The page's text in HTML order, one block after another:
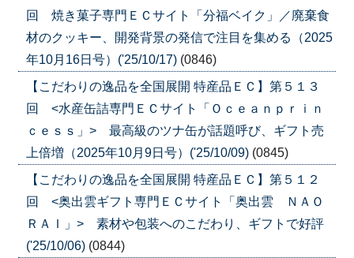
回 焼き菓子専門ＥＣサイト「分福ベイク」／廃棄食
材のクッキー、開発背景の発信で注目を集める（2025
年10月16日号）('25/10/17) (0846)
【こだわりの逸品を全国展開 特産品ＥＣ】第５１３
回 <水産缶詰専門ＥＣサイト「Ｏｃｅａｎｐｒｉｎ
ｃｅｓｓ」> 最高級のツナ缶が話題呼び、ギフト売
上倍増（2025年10月9日号）('25/10/09) (0845)
【こだわりの逸品を全国展開 特産品ＥＣ】第５１２
回 <奥出雲ギフト専門ＥＣサイト「奥出雲 ＮＡＯ
ＲＡＩ」> 素材や包装へのこだわり、ギフトで好評
('25/10/06) (0844)